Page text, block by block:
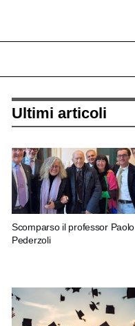
Ultimi articoli
Scomparso il professor Paolo
Pederzoli